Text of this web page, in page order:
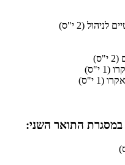
(2 י"ס)
י"ס)
(1 י"ס)
במסגרת התואר השני: